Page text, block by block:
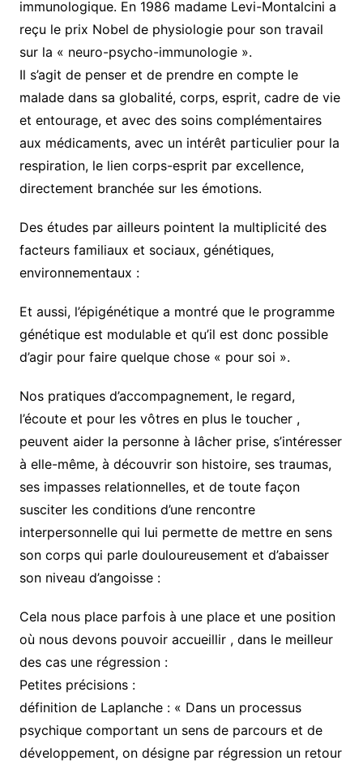
immunologique. En 1986 madame Levi-Montalcini a
reçu le prix Nobel de physiologie pour son travail
sur la « neuro-psycho-immunologie ».
Il s’agit de penser et de prendre en compte le
malade dans sa globalité, corps, esprit, cadre de vie
et entourage, et avec des soins complémentaires
aux médicaments, avec un intérêt particulier pour la
respiration, le lien corps-esprit par excellence,
directement branchée sur les émotions.
Des études par ailleurs pointent la multiplicité des
facteurs familiaux et sociaux, génétiques,
environnementaux :
Et aussi, l’épigénétique a montré que le programme
génétique est modulable et qu’il est donc possible
d’agir pour faire quelque chose « pour soi ».
Nos pratiques d’accompagnement, le regard,
l’écoute et pour les vôtres en plus le toucher ,
peuvent aider la personne à lâcher prise, s’intéresser
à elle-même, à découvrir son histoire, ses traumas,
ses impasses relationnelles, et de toute façon
susciter les conditions d’une rencontre
interpersonnelle qui lui permette de mettre en sens
son corps qui parle douloureusement et d’abaisser
son niveau d’angoisse :
Cela nous place parfois à une place et une position
où nous devons pouvoir accueillir , dans le meilleur
des cas une régression :
Petites précisions :
définition de Laplanche : « Dans un processus
psychique comportant un sens de parcours et de
développement, on désigne par régression un retour